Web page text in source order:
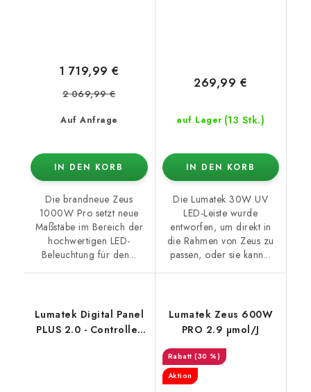
Auf Anfrage
1 719,99 €
2 069,99 €
IN DEN KORB
Die brandneue Zeus
1000W Pro setzt neue
Maßstäbe im Bereich der
hochwertigen LED-
Beleuchtung für den...
auf Lager (13 Stk.)
269,99 €
IN DEN KORB
Die Lumatek 30W UV
LED-Leiste wurde
entworfen, um direkt in
die Rahmen von Zeus zu
passen, oder sie kann...
Lumatek Digital Panel
PLUS 2.0 - Controller
Lumatek Zeus 600W
PRO 2.9 µmol/J
(30 %)
Aktion